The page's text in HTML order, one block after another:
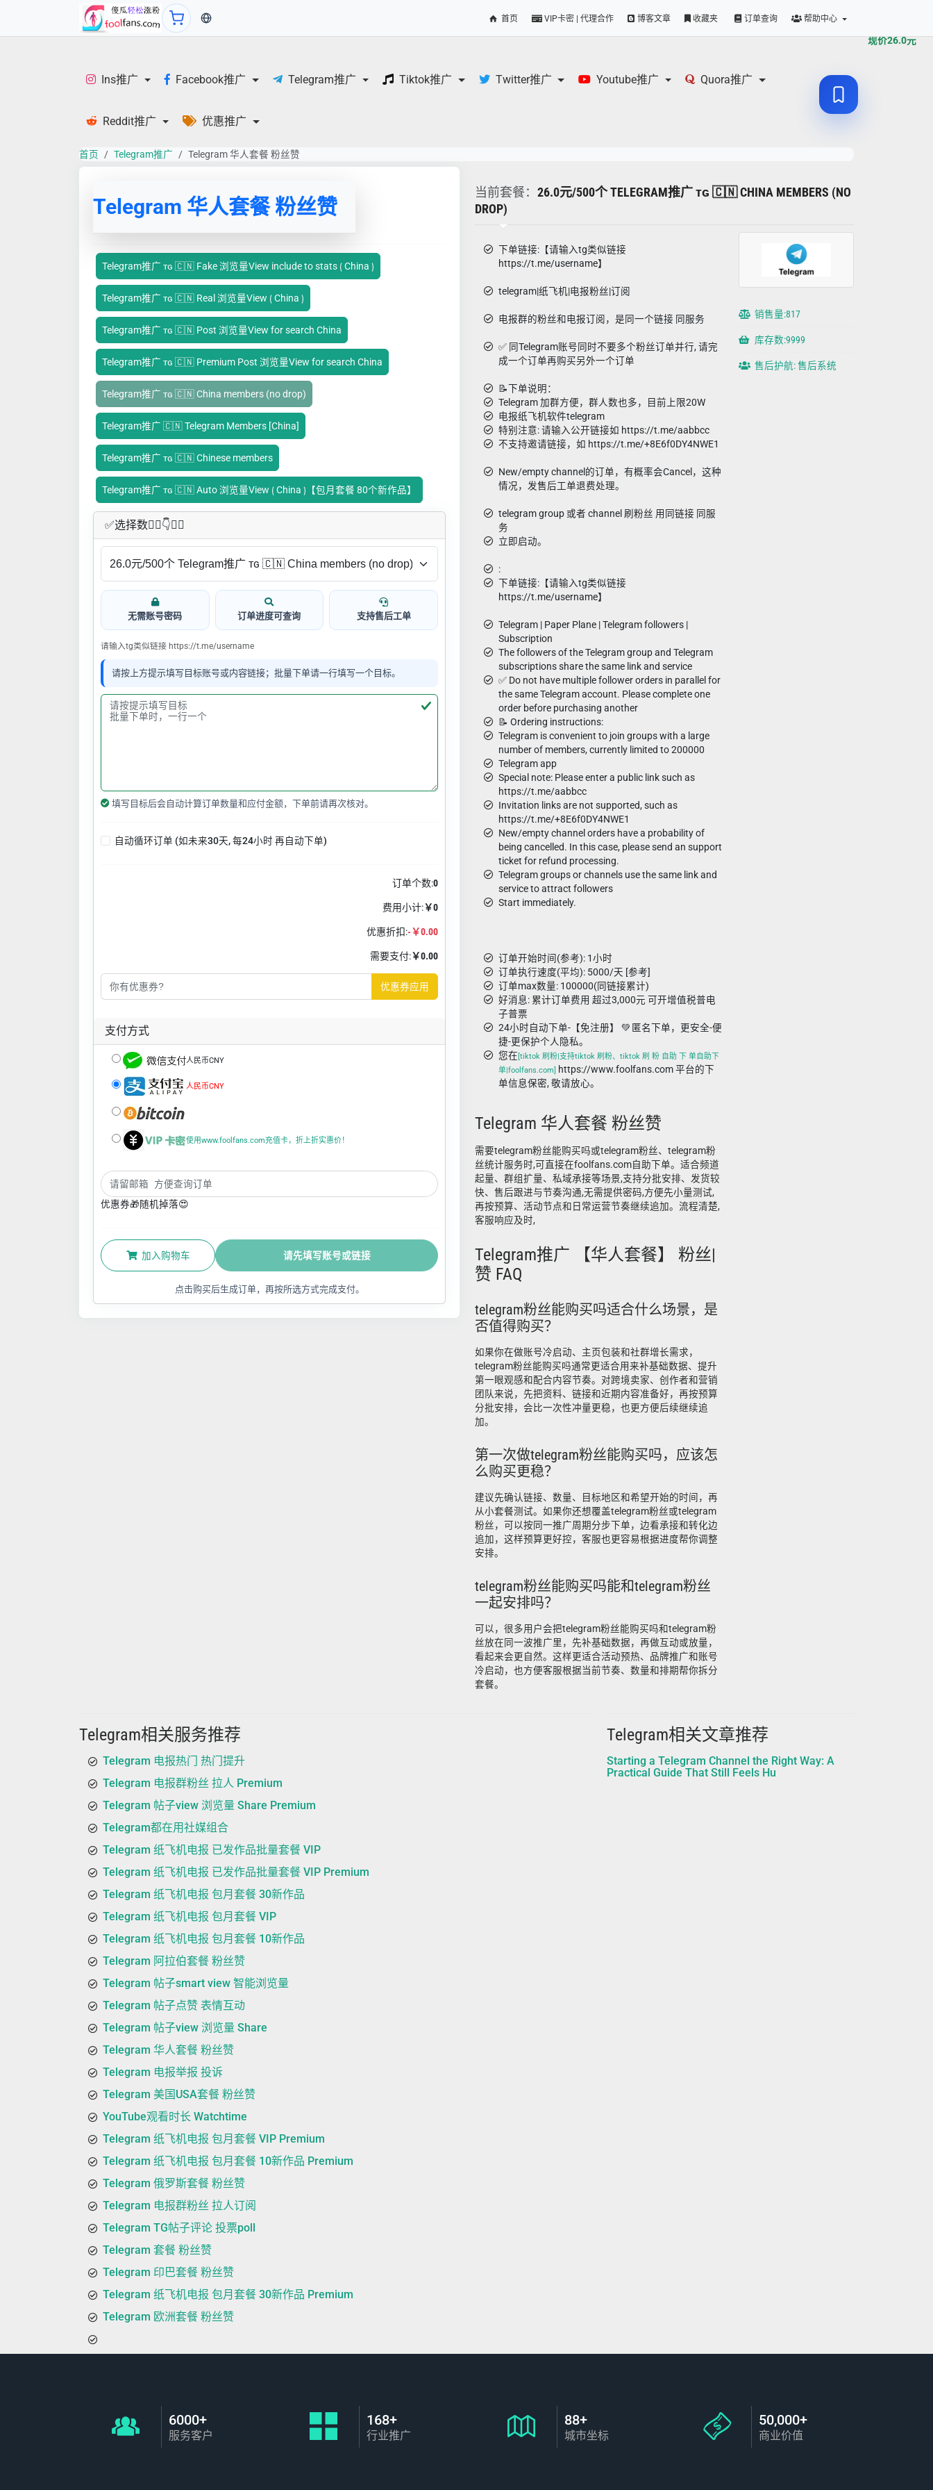
当前语言：中文 首页 VIP卡密 | 代理合作 博客文章 收藏夹 订单查询 帮助中心
Ins推广 Facebook推广 Telegram推广 Tiktok推广 Twitter推广 Youtube推广 Quora推广
Reddit推广 优惠推广
首页 Telegram推广 Telegram 华人套餐 粉丝赞
Telegram 华人套餐 粉丝赞
Telegram推广 ᴛɢ 🇨🇳 Fake 浏览量View include to stats ⟮ China ⟯
Telegram推广 ᴛɢ 🇨🇳 Real 浏览量View ⟮ China ⟯
Telegram推广 ᴛɢ 🇨🇳 Post 浏览量View for search China
Telegram推广 ᴛɢ 🇨🇳 Premium Post 浏览量View for search China
Telegram推广 ᴛɢ 🇨🇳 China members (no drop)
Telegram推广 🇨🇳 Telegram Members [China]
Telegram推广 ᴛɢ 🇨🇳 Chinese members
Telegram推广 ᴛɢ 🇨🇳 Auto 浏览量View ⟮ China ⟯【包月套餐 80个新作品】
✅​选择数👇🏻​​👇👇🏻​​
无需账号密码 订单进度可查询 支持售后工单
请输入tg类似链接 https://t.me/username
请按上方提示填写目标账号或内容链接；批量下单请一行填写一个目标。
填写目标后会自动计算订单数量和应付金额，下单前请再次核对。
自动循环订单 (如未来30天, 每24小时 再自动下单)
订单个数:0
费用小计:￥0
优惠折扣:-￥0.00
需要支付:￥0.00
优惠券应用
支付方式
人民币CNY
人民币CNY
使用www.foolfans.com充值卡，折上折实惠价！
优惠券🎁随机掉落😍
加入购物车 请先填写账号或链接
点击购买后生成订单，再按所选方式完成支付。
现价26.0元
当前套餐： 26.0元/500个 TELEGRAM推广 ᴛɢ 🇨🇳 CHINA MEMBERS (NO
DROP)
下单链接:【请输入tg类似链接
https://t.me/username】
telegram|纸飞机|电报粉丝|订阅
电报群的粉丝和电报订阅，是同一个链接 同服务
✅ 同Telegram账号同时不要多个粉丝订单并行, 请完
成一个订单再购买另外一个订单
📝下单说明：
Telegram 加群方便，群人数也多，目前上限20W
电报纸飞机软件telegram
特别注意: 请输入公开链接如 https://t.me/aabbcc
不支持邀请链接，如 https://t.me/+8E6f0DY4NWE1
New/empty channel的订单，有概率会Cancel，这种
情况，发售后工单退费处理。
telegram group 或者 channel 刷粉丝 用同链接 同服
务
立即启动。
:
下单链接:【请输入tg类似链接
https://t.me/username】
Telegram | Paper Plane | Telegram followers |
Subscription
The followers of the Telegram group and Telegram
subscriptions share the same link and service
✅ Do not have multiple follower orders in parallel for
the same Telegram account. Please complete one
order before purchasing another
📝 Ordering instructions:
Telegram is convenient to join groups with a large
number of members, currently limited to 200000
Telegram app
Special note: Please enter a public link such as
https://t.me/aabbcc
Invitation links are not supported, such as
https://t.me/+8E6f0DY4NWE1
New/empty channel orders have a probability of
being cancelled. In this case, please send an support
ticket for refund processing.
Telegram groups or channels use the same link and
service to attract followers
Start immediately.
订单开始时间(参考): 1小时
订单执行速度(平均): 5000/天 [参考]
订单max数量: 100000(同链接累计)
好消息: 累计订单费用 超过3,000元 可开增值税普电
子普票
24小时自动下单-【免注册】 💚 匿名下单，更安全-便
捷-更保护个人隐私。
您在[tiktok 刷粉|支持tiktok 刷粉、tiktok 刷 粉 自助 下 单自助下
单|foolfans.com] https://www.foolfans.com 平台的下
单信息保密, 敬请放心。
Telegram 华人套餐 粉丝赞
需要telegram粉丝能购买吗或telegram粉丝、telegram粉
丝统计服务时,可直接在foolfans.com自助下单。适合频道
起量、群组扩量、私域承接等场景,支持分批安排、发货较
快、售后跟进与节奏沟通,无需提供密码,方便先小量测试,
再按预算、活动节点和日常运营节奏继续追加。流程清楚,
客服响应及时,
Telegram推广 【华人套餐】 粉丝|
赞 FAQ
telegram粉丝能购买吗适合什么场景，是
否值得购买？
如果你在做账号冷启动、主页包装和社群增长需求，
telegram粉丝能购买吗通常更适合用来补基础数据、提升
第一眼观感和配合内容节奏。对跨境卖家、创作者和营销
团队来说，先把资料、链接和近期内容准备好，再按预算
分批安排，会比一次性冲量更稳，也更方便后续继续追
加。
第一次做telegram粉丝能购买吗，应该怎
么购买更稳？
建议先确认链接、数量、目标地区和希望开始的时间，再
从小套餐测试。如果你还想覆盖telegram粉丝或telegram
粉丝，可以按同一推广周期分步下单，边看承接和转化边
追加，这样预算更好控，客服也更容易根据进度帮你调整
安排。
telegram粉丝能购买吗能和telegram粉丝
一起安排吗？
可以，很多用户会把telegram粉丝能购买吗和telegram粉
丝放在同一波推广里，先补基础数据，再做互动或放量，
看起来会更自然。这样更适合活动预热、品牌推广和账号
冷启动，也方便客服根据当前节奏、数量和排期帮你拆分
套餐。
销售量:817
库存数:9999
售后护航: 售后系统
Telegram相关服务推荐
Telegram 电报热门 热门提升
Telegram 电报群粉丝 拉人 Premium
Telegram 帖子view 浏览量 Share Premium
Telegram都在用社媒组合
Telegram 纸飞机电报 已发作品批量套餐 VIP
Telegram 纸飞机电报 已发作品批量套餐 VIP Premium
Telegram 纸飞机电报 包月套餐 30新作品
Telegram 纸飞机电报 包月套餐 VIP
Telegram 纸飞机电报 包月套餐 10新作品
Telegram 阿拉伯套餐 粉丝赞
Telegram 帖子smart view 智能浏览量
Telegram 帖子点赞 表情互动
Telegram 帖子view 浏览量 Share
Telegram 华人套餐 粉丝赞
Telegram 电报举报 投诉
Telegram 美国USA套餐 粉丝赞
YouTube观看时长 Watchtime
Telegram 纸飞机电报 包月套餐 VIP Premium
Telegram 纸飞机电报 包月套餐 10新作品 Premium
Telegram 俄罗斯套餐 粉丝赞
Telegram 电报群粉丝 拉人订阅
Telegram TG帖子评论 投票poll
Telegram 套餐 粉丝赞
Telegram 印巴套餐 粉丝赞
Telegram 纸飞机电报 包月套餐 30新作品 Premium
Telegram 欧洲套餐 粉丝赞
Telegram相关文章推荐
Starting a Telegram Channel the Right Way: A
Practical Guide That Still Feels Hu
6000+
服务客户
168+
行业推广
88+
城市坐标
50,000+
商业价值